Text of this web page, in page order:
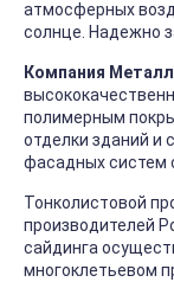
атмосферных
солнце. Надежно
Компания
полимерным
отделки зданий и
фасадных систем
Тонколистовой
производителей
сайдинга
многоклетьевом